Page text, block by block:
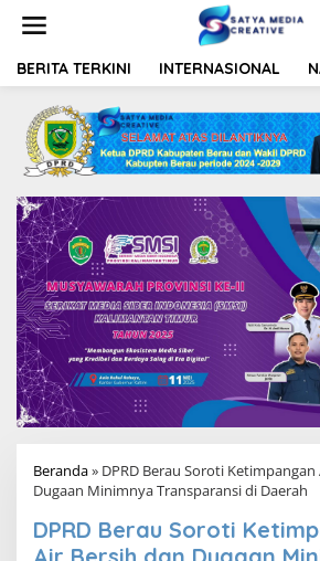
t
BERITA TERKINI INTERNASIONAL
Beranda» DPRD Berau Soroti Ketimpangan
Dugaan Minimnya Transparansi di Daerah
DPRD Berau Soroti